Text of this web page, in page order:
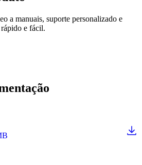
a manuais, suporte personalizado e
e fácil.